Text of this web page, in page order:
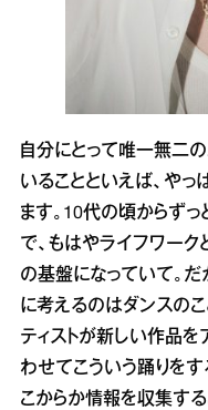
自分にとって唯一無二
いることといえば、や
ます。10代の頃からず
で、もはやライフワー
の基盤になっていて。だ
に考えるのはダンスの
ティストが新しい作品を
わせてこういう踊りをす
こからか情報を収集する